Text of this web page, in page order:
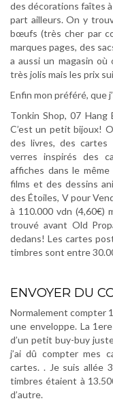
des décorations faîtes à
part ailleurs. On y
bœufs (très cher par
marques pages, des
a aussi un magasin
très jolis mais les prix
Enfin mon préféré, que
Tonkin Shop, 07
C’est un petit bijoux!
des livres, des cartes
verres inspirés des
affiches dans le
films et des dessins
des Étoiles, V pour
à 110.000 vdn (4,60€)
trouvé avant Old
dedans! Les cartes
timbres sont entre
ENVOYER DU
Normalement compter
une enveloppe. La
d’un petit buy-buy
j’ai dû compter mes
cartes. . Je suis allée
timbres étaient à
d’autre.